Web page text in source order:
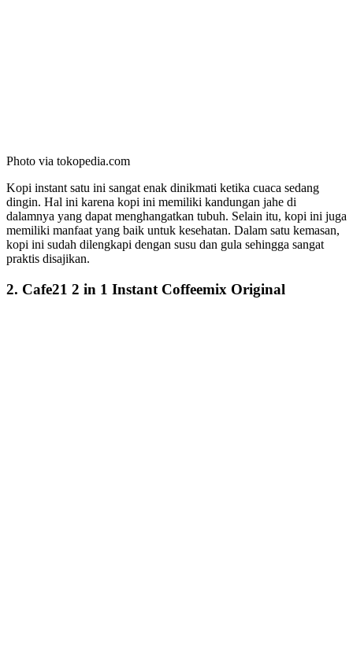
Photo via tokopedia.com
Kopi instant satu ini sangat enak dinikmati ketika cuaca sedang
dingin. Hal ini karena kopi ini memiliki kandungan jahe di
dalamnya yang dapat menghangatkan tubuh. Selain itu, kopi ini juga
memiliki manfaat yang baik untuk kesehatan. Dalam satu kemasan,
kopi ini sudah dilengkapi dengan susu dan gula sehingga sangat
praktis disajikan.
2. Cafe21 2 in 1 Instant Coffeemix Original